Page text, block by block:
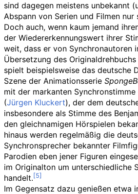
sind dagegen meistens unbekannt
Abspann von Serien und Filmen nur
Doch auch, wenn kaum jemand
der Wiedererkennungswert ihrer
weit, dass er von Synchronautoren
Übersetzung des
spielt beispielsweise das deutsche
Szene der Animationsserie
mit der markanten Synchronstimme
(Jürgen Kluckert), der dem
insbesondere als Stimme des
den gleichnamigen Hörspielen
hinaus werden regelmäßig die
Synchronsprecher bekannter
Parodien eben jener Figuren
im Originalton um unterschiedliche
handelt.
Im Gegensatz dazu genießen etwa